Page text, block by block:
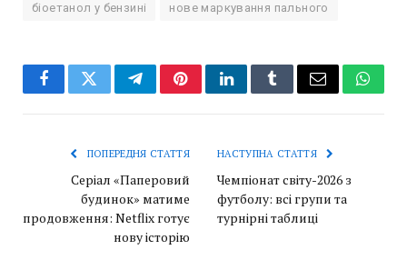
біоетанол у бензині нове маркування пального
FacebookTwitterTelegramPinterestLinkedInTumblrEmail
ПОПЕРЕДНЯ СТАТТЯ
Серіал «Паперовий
будинок» матиме
продовження: Netflix готує
нову історію
НАСТУПНА СТАТТЯ
Чемпіонат світу-2026 з
футболу: всі групи та
турнірні таблиці